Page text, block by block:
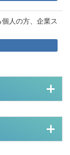
人の方、企業ス